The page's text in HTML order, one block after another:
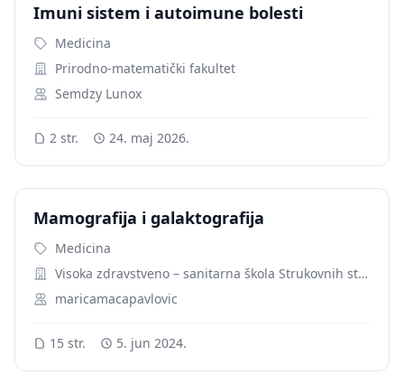
Imuni sistem i autoimune bolesti
Medicina
Prirodno-matematički fakultet
Semdzy Lunox
2 str. 24. maj 2026.
Mamografija i galaktografija
Medicina
Visoka zdravstveno – sanitarna škola Strukovnih studija “VISAN”
maricamacapavlovic
15 str. 5. jun 2024.